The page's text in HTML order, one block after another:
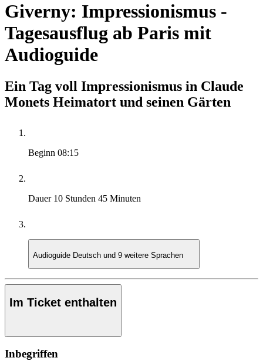
Giverny: Impressionismus -
Tagesausflug ab Paris mit
Audioguide
Ein Tag voll Impressionismus in Claude
Monets Heimatort und seinen Gärten
Beginn 08:15
Dauer 10 Stunden 45 Minuten
Audioguide Deutsch und 9 weitere Sprachen
Im Ticket enthalten
Inbegriffen